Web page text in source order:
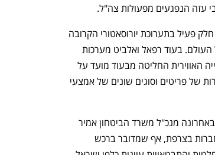
עזה הנפגעים מפעולות צה"ל.